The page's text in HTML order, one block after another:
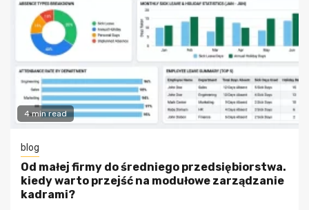
4 min read
blog
Od małej firmy do średniego przedsiębiorstwa.
kiedy warto przejść na modułowe zarządzanie
kadrami?